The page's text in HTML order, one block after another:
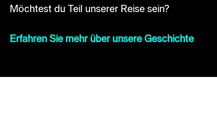
Möchtest du Teil unserer Reise sein?
Erfahren Sie mehr über unsere Geschichte